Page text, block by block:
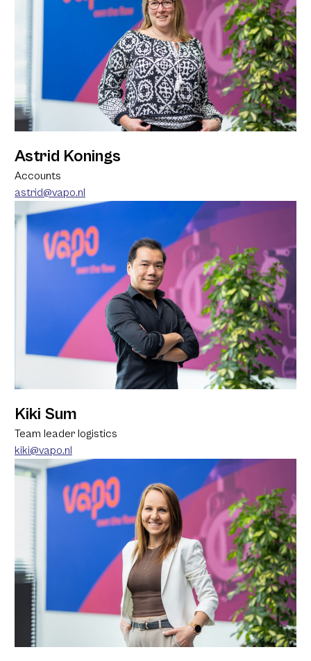
Astrid Konings
Accounts
astrid@vapo.nl
Kiki Sum
Team leader logistics
kiki@vapo.nl